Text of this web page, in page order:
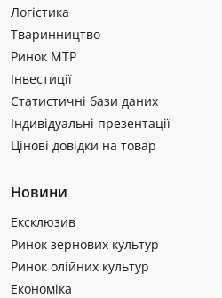
Логістика
Тваринництво
Ринок МТР
Інвестиції
Статистичні бази даних
Індивідуальні презентації
Цінові довідки на товар
Новини
Ексклюзив
Ринок зернових культур
Ринок олійних культур
Економіка